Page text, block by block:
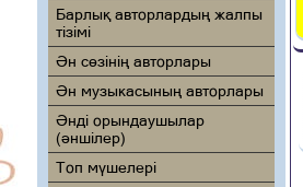
Барлық авторлардың жалпы
тізімі
Ән сөзінің авторлары
Ән музыкасының авторлары
Әнді орындаушылар
(әншілер)
Топ мүшелері